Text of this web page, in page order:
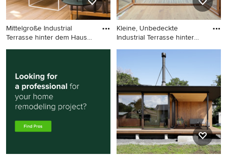
Mittelgroße Industrial
Terrasse hinter dem Haus
Mittelgroße Industrial
Markisen in Sonstige
Kleine, Unbedeckte
Industrial Terrasse hinter
Kleine, Unbedeckte
Industrial Terrasse hinter dem
Haus in Barcelona